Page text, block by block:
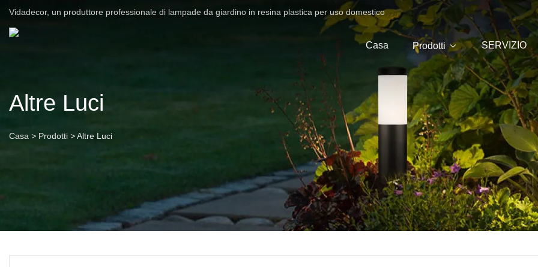
Vidadecor, un produttore professionale di lampade da giardino in resina plastica per uso domestico
Casa Prodotti SERVIZIO
Altre Luci
Casa > Prodotti >Altre Luci